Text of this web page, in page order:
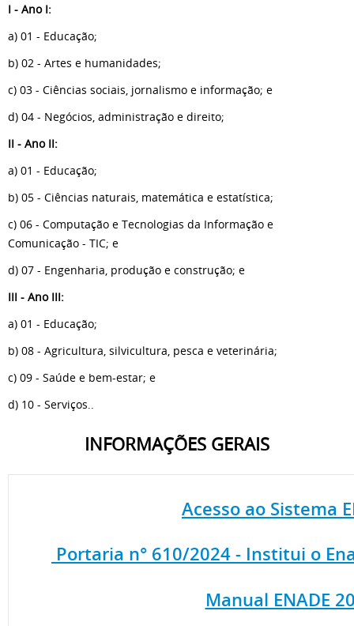
I - Ano I:
a) 01 - Educação;
b) 02 - Artes e humanidades;
c) 03 - Ciências sociais, jornalismo e informação; e
d) 04 - Negócios, administração e direito;
II - Ano II:
a) 01 - Educação;
b) 05 - Ciências naturais, matemática e estatística;
c) 06 - Computação e Tecnologias da Informação e
Comunicação - TIC; e
d) 07 - Engenharia, produção e construção; e
III - Ano III:
a) 01 - Educação;
b) 08 - Agricultura, silvicultura, pesca e veterinária;
c) 09 - Saúde e bem-estar; e
d) 10 - Serviços..
INFORMAÇÕES GERAIS
Acesso ao Sistema
Portaria n° 610/2024 - Institui o
Manual ENADE